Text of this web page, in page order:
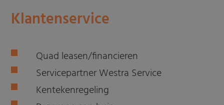
Klantenservice
Quad leasen/financieren
Servicepartner Westra Service
Kentekenregeling